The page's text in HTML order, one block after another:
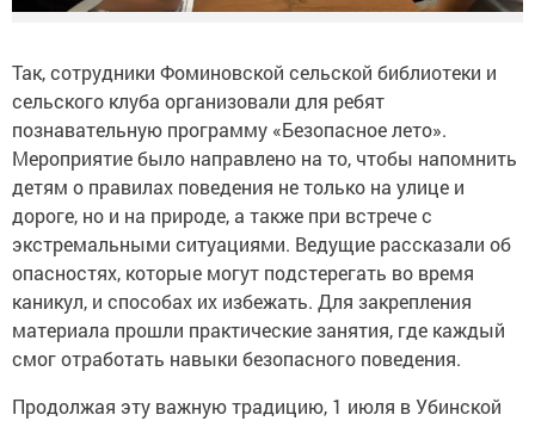
Так, сотрудники Фоминовской сельской библиотеки и
сельского клуба организовали для ребят
познавательную программу «Безопасное лето».
Мероприятие было направлено на то, чтобы напомнить
детям о правилах поведения не только на улице и
дороге, но и на природе, а также при встрече с
экстремальными ситуациями. Ведущие рассказали об
опасностях, которые могут подстерегать во время
каникул, и способах их избежать. Для закрепления
материала прошли практические занятия, где каждый
смог отработать навыки безопасного поведения.
Продолжая эту важную традицию, 1 июля в Убинской